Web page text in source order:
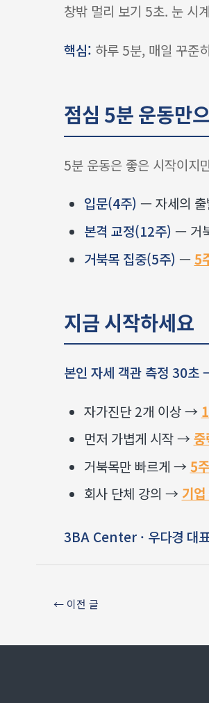
창밖 멀리 보기 5초. 눈 시
핵심: 하루 5분, 매일 꾸준
점심 5분 운동만
5분 운동은 좋은 시작이지
입문(4주) — 자세의 출
본격 교정(12주) — 거
거북목 집중(5주) — 5
지금 시작하세요
본인 자세 객관 측정 30초
자가진단 2개 이상 →
먼저 가볍게 시작 → 중
거북목만 빠르게 → 5
회사 단체 강의 → 기
3BA Center · 우다경
←이전 글